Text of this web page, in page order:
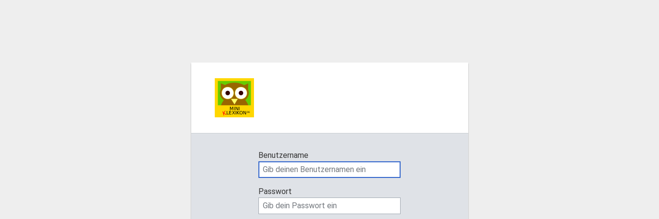
Benutzername
Passwort